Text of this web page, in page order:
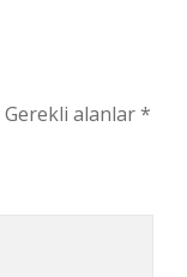
Gerekli alanlar*